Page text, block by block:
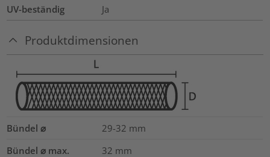
UV-beständig
Ja
Produktdimensionen
Bündel ⌀ 29-32 mm
Bündel ⌀ max.
32 mm